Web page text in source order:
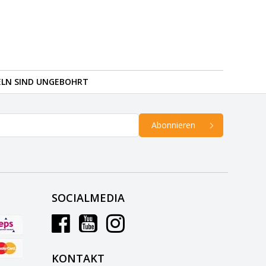
SIND UNGEBOHRT
Abonnieren
SOCIALMEDIA
KONTAKT